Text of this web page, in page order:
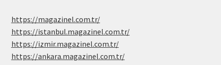
https://magazinel.com.tr/
https://istanbul.magazinel.com.tr/
https://izmir.magazinel.com.tr/
https://ankara.magazinel.com.tr/